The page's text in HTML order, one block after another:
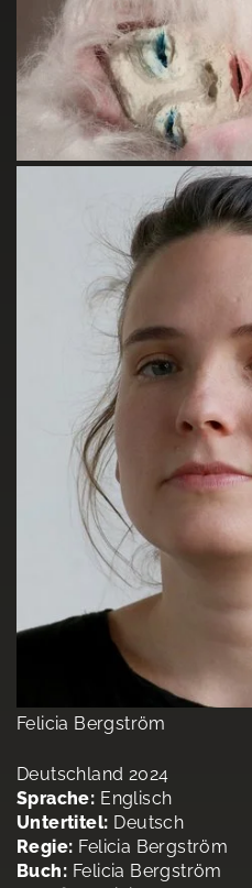
Felicia Bergström
Deutschland 2024
Sprache: Englisch
Untertitel: Deutsch
Regie: Felicia Bergström
Buch: Felicia Bergström